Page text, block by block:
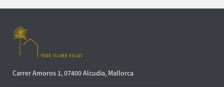
Carrer Amoros 1, 07400 Alcudia, Mallorca